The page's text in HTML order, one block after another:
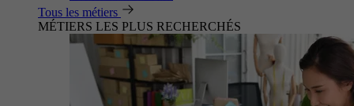
Tous les métiers
MÉTIERS LES PLUS RECHERCHÉS